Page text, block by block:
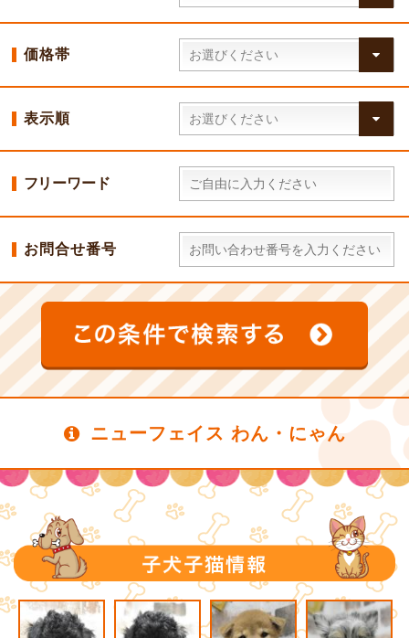
価格帯
表示順
フリーワード
お問合せ番号
ニューフェイス わん・にゃん